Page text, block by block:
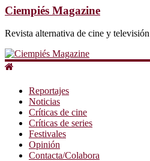
Ciempiés Magazine
Revista alternativa de cine y televisión
Reportajes
Noticias
Críticas de cine
Críticas de series
Festivales
Opinión
Contacta/Colabora